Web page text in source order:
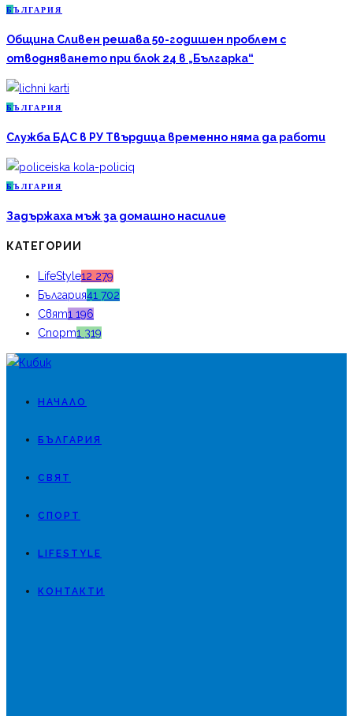
Б ЪЛГАРИЯ
Община Сливен решава 50-годишен проблем с
отводняването при блок 24 в „Българка“
Б ЪЛГАРИЯ
Служба БДС в РУ Твърдица временно няма да работи
Б ЪЛГАРИЯ
Задържаха мъж за домашно насилие
КАТЕГОРИИ
LifeStyle12 279
България41 702
Свят1 196
Спорт1 319
НАЧАЛО
БЪЛГАРИЯ
СВЯТ
СПОРТ
LIFESTYLE
КОНТАКТИ